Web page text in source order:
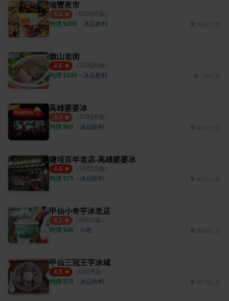
瑞豐夜市
4.3 （ 65則評論）
均消 $200 ・ 冰品飲料
旗山老街
4.6 （ 30則評論）
均消 $100 ・ 冰品飲料
高雄婆婆冰
4.3 （ 22則評論）
均消 $60 ・ 冰品飲料 40.67公里
鹽埕百年老店-高雄婆婆冰
4.4 （ 19則評論）
均消 $75 ・ 冰品飲料 40.81公里
甲仙小奇芋冰老店
4.2 （ 9則評論）
均消 $40 ・ 小吃
甲仙三冠王芋冰城
4.5 （ 6則評論）
均消 $70 ・ 冰品飲料